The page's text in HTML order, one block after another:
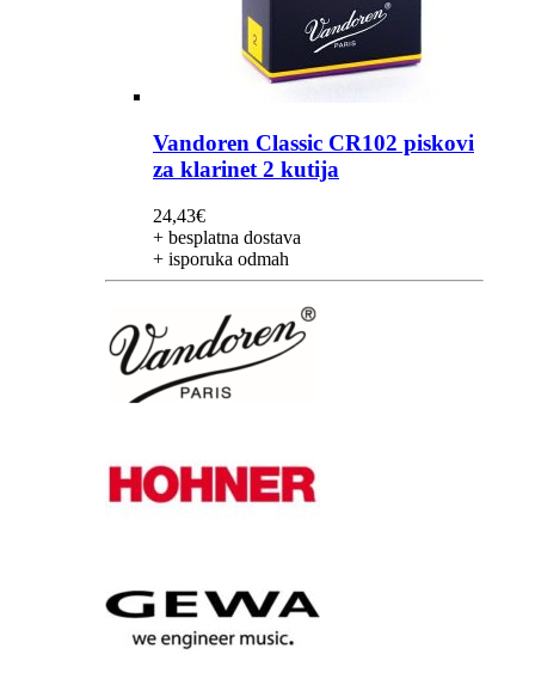
Vandoren Classic CR102 piskovi
za klarinet 2 kutija
24,43€
+ besplatna dostava
+ isporuka odmah